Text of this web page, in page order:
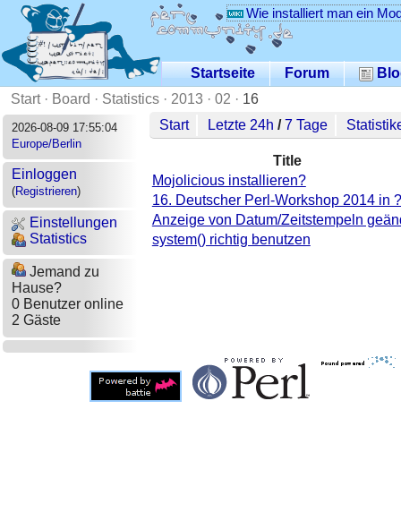
Wie installiert man ein
Startseite Forum
Start· Board · Statistics · 2013 · 02 · 16
2026-08-09 17:55:04
Europe/Berlin
Einloggen
(Registrieren)
Einstellungen
Statistics
Jemand zu
Hause?
0 Benutzer online
2 Gäste
Start Letzte 24h /7 Tage
Title
Mojolicious installieren?
16. Deutscher Perl-Workshop 2014 in
Anzeige von Datum/Zeitstempeln
system() richtig benutzen